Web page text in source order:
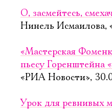
О, засмейтесь,
Нинель Исмаилова,
«Мастерская
пьесу Горенштейна
«РИА Новости»,
Урок для ревнивых